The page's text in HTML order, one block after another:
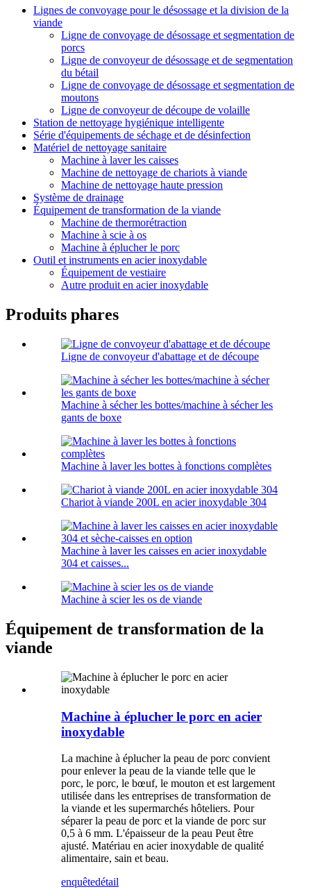
Lignes de convoyage pour le désossage et la division de la
viande
Ligne de convoyage de désossage et segmentation de
porcs
Ligne de convoyeur de désossage et de segmentation
du bétail
Ligne de convoyage de désossage et segmentation de
moutons
Ligne de convoyeur de découpe de volaille
Station de nettoyage hygiénique intelligente
Série d'équipements de séchage et de désinfection
Matériel de nettoyage sanitaire
Machine à laver les caisses
Machine de nettoyage de chariots à viande
Machine de nettoyage haute pression
Système de drainage
Équipement de transformation de la viande
Machine de thermorétraction
Machine à scie à os
Machine à éplucher le porc
Outil et instruments en acier inoxydable
Équipement de vestiaire
Autre produit en acier inoxydable
Produits phares
Ligne de convoyeur d'abattage et de découpe
Machine à sécher les bottes/machine à sécher les
gants de boxe
Machine à laver les bottes à fonctions complètes
Chariot à viande 200L en acier inoxydable 304
Machine à laver les caisses en acier inoxydable
304 et caisses...
Machine à scier les os de viande
Équipement de transformation de la
viande
Machine à éplucher le porc en acier
inoxydable
La machine à éplucher la peau de porc convient
pour enlever la peau de la viande telle que le
porc, le porc, le bœuf, le mouton et est largement
utilisée dans les entreprises de transformation de
la viande et les supermarchés hôteliers. Pour
séparer la peau de porc et la viande de porc sur
0,5 à 6 mm. L'épaisseur de la peau Peut être
ajusté. Matériau en acier inoxydable de qualité
alimentaire, sain et beau.
enquêtedétail